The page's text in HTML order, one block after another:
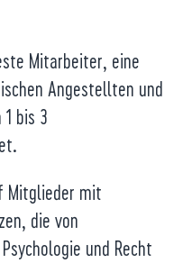
Mitarbeiter, eine
Angestellten und
bis 3
Mitglieder mit
die von
und Recht